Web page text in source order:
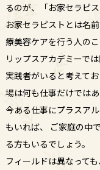
るのが、「お家セラピス
お家セラピストとは名
療美容ケアを行う人のこ
リップスアカデミーで
実践者がいると考えてお
場は何も仕事だけではあ
今ある仕事にプラスア
もいれば、
ご家庭の中
る方もいるでしょう。
フィールドは異なって